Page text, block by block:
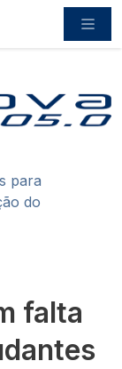
para
do
falta